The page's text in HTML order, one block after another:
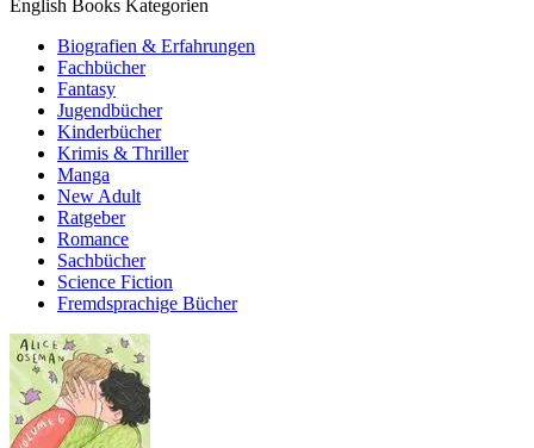
English Books Kategorien
Biografien & Erfahrungen
Fachbücher
Fantasy
Jugendbücher
Kinderbücher
Krimis & Thriller
Manga
New Adult
Ratgeber
Romance
Sachbücher
Science Fiction
Fremdsprachige Bücher